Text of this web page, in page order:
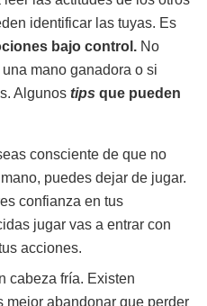
identificar las tuyas. Es
bajo control. No
mano ganadora o si
Algunos tips que pueden
consciente de que no
puedes dejar de jugar.
confianza en tus
jugar vas a entrar con
acciones.
cabeza fría. Existen
mejor abandonar que perder